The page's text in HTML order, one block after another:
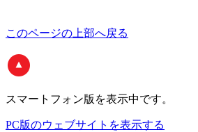
このページの上部へ戻る
スマートフォン版 を表示中です。
PC版のウェブサイトを表示する